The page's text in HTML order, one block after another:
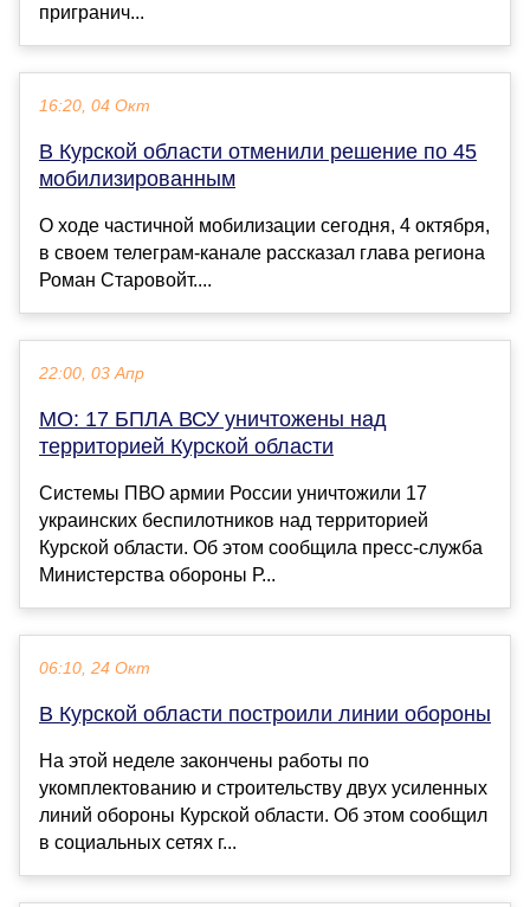
пригранич...
16:20, 04 Окт
В Курской области отменили решение по 45
мобилизированным
О ходе частичной мобилизации сегодня, 4 октября,
в своем телеграм-канале рассказал глава региона
Роман Старовойт....
22:00, 03 Апр
МО: 17 БПЛА ВСУ уничтожены над
территорией Курской области
Системы ПВО армии России уничтожили 17
украинских беспилотников над территорией
Курской области. Об этом сообщила пресс-служба
Министерства обороны Р...
06:10, 24 Окт
В Курской области построили линии обороны
На этой неделе закончены работы по
укомплектованию и строительству двух усиленных
линий обороны Курской области. Об этом сообщил
в социальных сетях г...